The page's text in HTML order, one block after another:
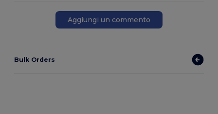
Aggiungi un commento
Bulk Orders